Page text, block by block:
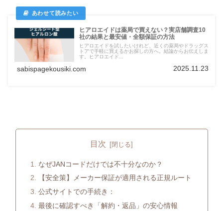
ヒアロエイドは薬局で買えない？実店舗調査10
社の結果と最安値・全額保証の方法
ヒアロエイドを試したいけれど、近くの薬局やドラッグス
トアで手軽に買えるかお探しの方へ。結論からお伝えしま
す。ヒアロエイド...
sabispagekousiki.com 2025.11.23
目次
なぜJANコードだけでは不十分なのか？
【安全策】メーカー保証が適用される正規ルート
公式サイトでの手続き：
最後に確認すべき「解約・返品」の安心情報